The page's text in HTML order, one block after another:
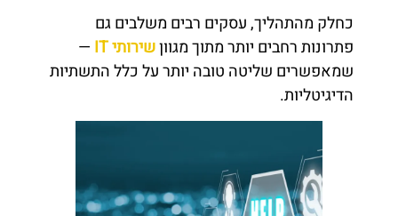
כחלק מהתהליך, עסקים רבים משלבים גם
פתרונות רחבים יותר מתוך מגווןשירותי IT
—
שמאפשרים שליטה טובה יותר על כלל התשתיות
הדיגיטליות.